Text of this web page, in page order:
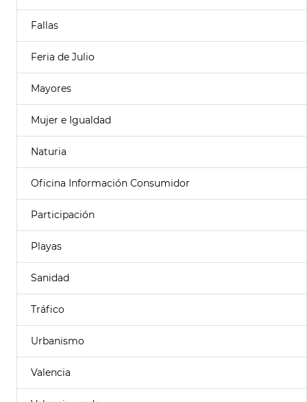
Fallas
Feria de Julio
Mayores
Mujer e Igualdad
Naturia
Oficina Información Consumidor
Participación
Playas
Sanidad
Tráfico
Urbanismo
Valencia